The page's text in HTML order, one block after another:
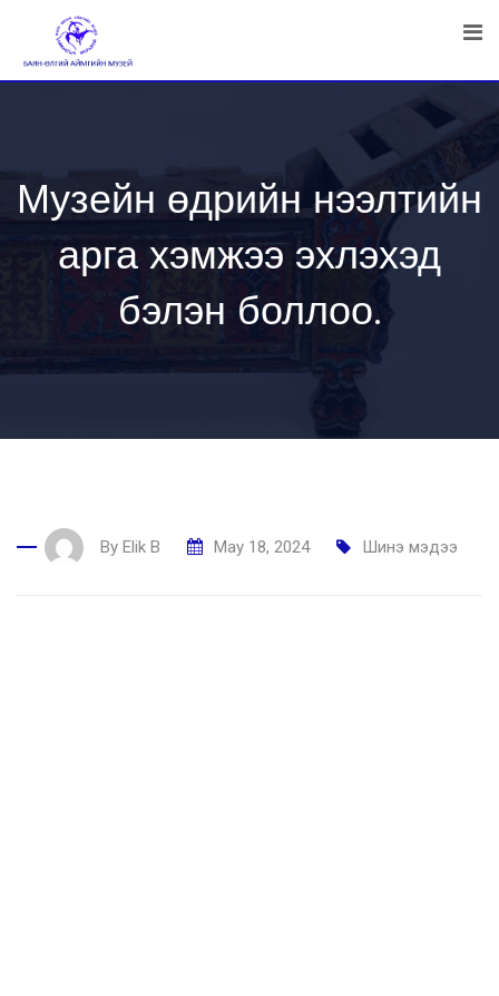
content
Музейн өдрийн нээлтийн
арга хэмжээ эхлэхэд
бэлэн боллоо.
By Elik B May 18, 2024 Шинэ мэдээ